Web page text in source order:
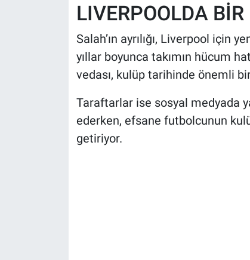
LIVERPOOLDA
Salah’ın ayrılığı, Liverpool için
yıllar boyunca takımın hücum
vedası, kulüp tarihinde önemli bir
Taraftarlar ise sosyal medyada
ederken, efsane futbolcunun
getiriyor.